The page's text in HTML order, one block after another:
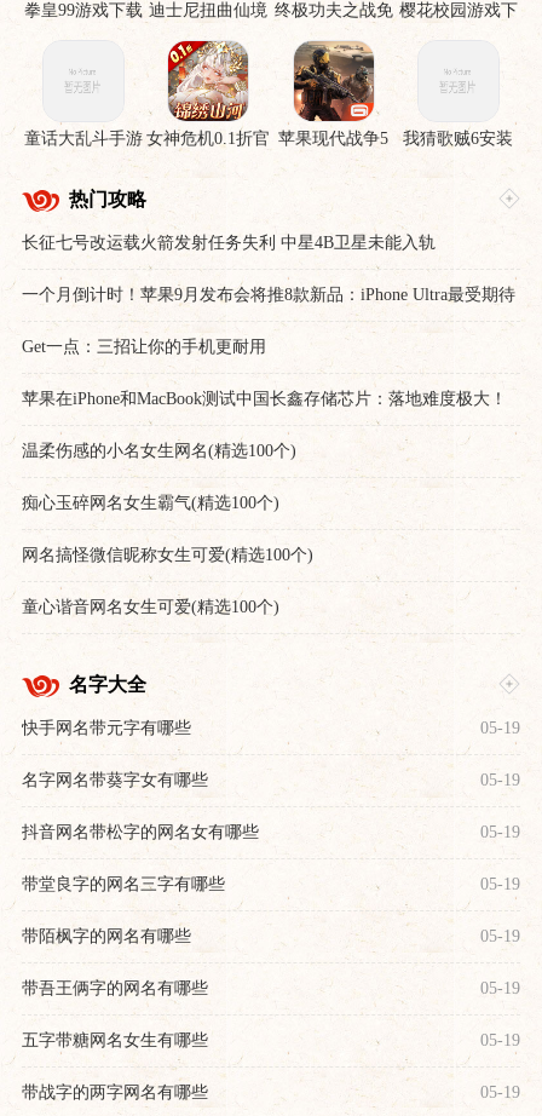
拳皇99游戏下载 迪士尼扭曲仙境 终极功夫之战免
费版
樱花校园游戏下
童话大乱斗手游 女神危机0.1折官 苹果现代战争5
眩晕风暴破解直
裝版
我猜歌贼6安装
热门攻略
长征七号改运载火箭发射任务失利 中星4B卫星未能入轨
一个月倒计时！苹果9月发布会将推8款新品：iPhone Ultra最受期待
Get一点：三招让你的手机更耐用
苹果在iPhone和MacBook测试中国长鑫存储芯片：落地难度极大！
温柔伤感的小名女生网名(精选100个)
痴心玉碎网名女生霸气(精选100个)
网名搞怪微信昵称女生可爱(精选100个)
童心谐音网名女生可爱(精选100个)
名字大全
快手网名带元字有哪些 05-19
名字网名带葵字女有哪些 05-19
抖音网名带松字的网名女有哪些 05-19
带堂良字的网名三字有哪些 05-19
带陌枫字的网名有哪些 05-19
带吾王俩字的网名有哪些 05-19
五字带糖网名女生有哪些 05-19
带战字的两字网名有哪些 05-19